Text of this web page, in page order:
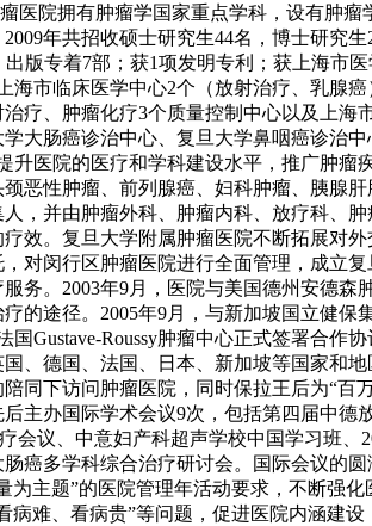
医院拥有肿瘤学国家重点学科，设有肿
年共招收硕士研究生44名，博士研究
版专着7部；获1项发明专利；获上海
市临床医学中心2个（放射治疗、乳腺
疗、肿瘤化疗3个质量控制中心以及上
大肠癌诊治中心、复旦大学鼻咽癌诊治
医院的医疗和学科建设水平，推广肿瘤
恶性肿瘤、前列腺癌、妇科肿瘤、胰腺
，并由肿瘤外科、肿瘤内科、放疗科、
效。复旦大学附属肿瘤医院不断拓展对
对闵行区肿瘤医院进行全面管理，成立
。2003年9月，医院与美国德州安德森
的途径。2005年9月，与新加坡国立健
Gustave-Roussy肿瘤中心正式签署合
、德国、法国、日本、新加坡等国家和
同下访问肿瘤医院，同时保拉王后为“
主办国际学术会议9次，包括第四届中
会议、中意妇产科超声学校中国学习班
癌多学科综合治疗研讨会。国际会议
主题”的医院管理年活动要求，不断强
难、看病贵”等问题，促进医院内涵建